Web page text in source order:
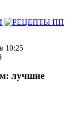
в 10:25
лучшие